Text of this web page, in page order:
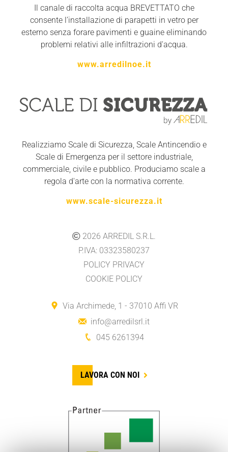
Il canale di raccolta acqua BREVETTATO che
consente l’installazione di parapetti in vetro per
esterno senza forare pavimenti e guaine eliminando
problemi relativi alle infiltrazioni d'acqua.
www.arredilnoe.it
Realizziamo Scale di Sicurezza, Scale Antincendio e
Scale di Emergenza per il settore industriale,
commerciale, civile e pubblico. Produciamo scale a
regola d'arte con la normativa corrente.
www.scale-sicurezza.it
2026 ARREDIL S.R.L.
P.IVA: 03323580237
POLICY PRIVACY
COOKIE POLICY
Via Archimede, 1 - 37010 Affi VR
info@arredilsrl.it
045 6261394
LAVORA CON NOI